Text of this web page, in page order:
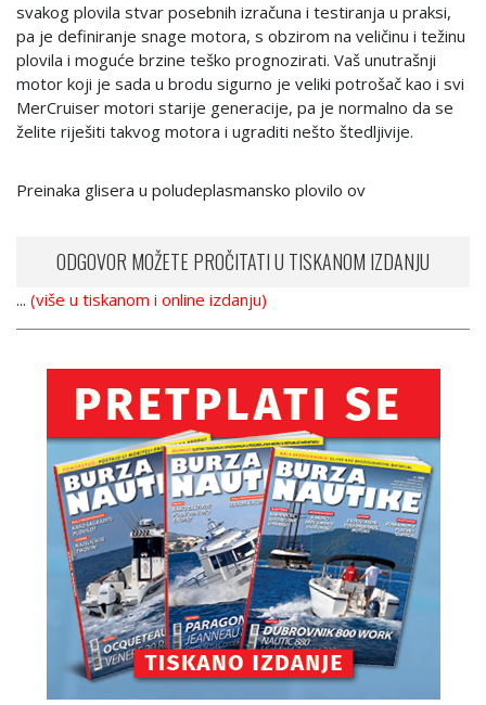
svakog plovila stvar posebnih izračuna i testiranja u praksi,
pa je definiranje snage motora, s obzirom na veličinu i težinu
plovila i moguće brzine teško prognozirati. Vaš unutrašnji
motor koji je sada u brodu sigurno je veliki potrošač kao i svi
MerCruiser motori starije generacije, pa je normalno da se
želite riješiti takvog motora i ugraditi nešto štedljivije.
Preinaka glisera u poludeplasmansko plovilo ov
ODGOVOR MOŽETE PROČITATI U TISKANOM IZDANJU
... (više u tiskanom i online izdanju)